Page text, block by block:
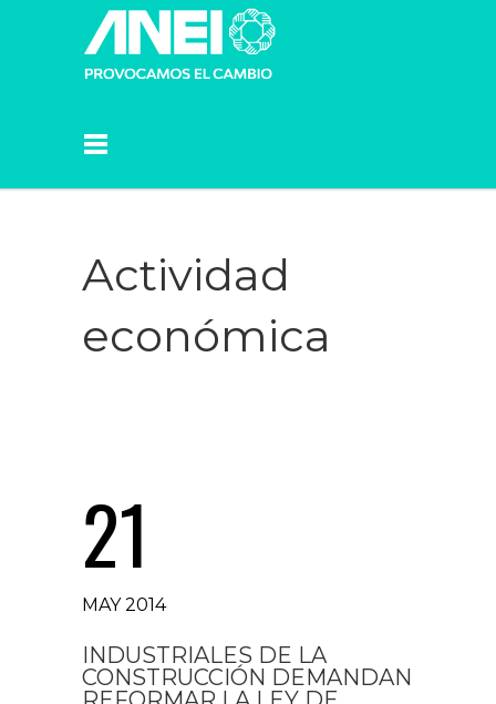
Actividad
económica
21
MAY 2014
INDUSTRIALES DE LA
CONSTRUCCIÓN DEMANDAN